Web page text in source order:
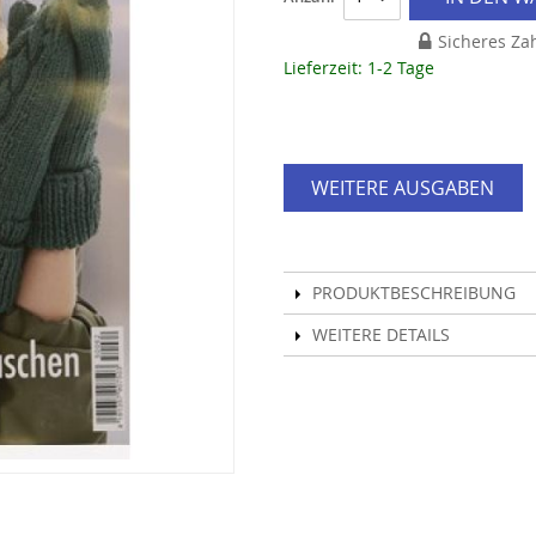
Sicheres
Lieferzeit: 1-2 Tage
WEITERE AUSGABEN
PRODUKTBESCHREIBUNG
WEITERE DETAILS